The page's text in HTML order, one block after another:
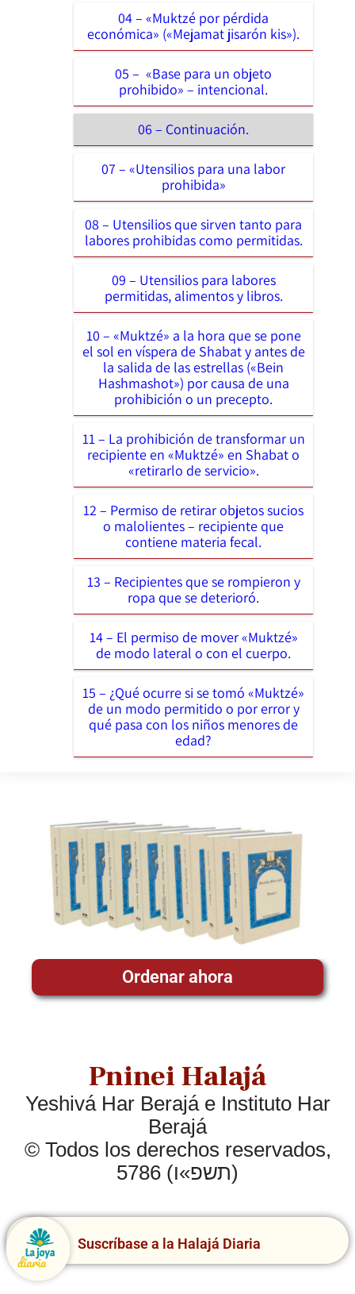
04 – «Muktzé por pérdida
económica» («Mejamat jisarón kis»).
05 – «Base para un objeto
prohibido» – intencional.
06 – Continuación.
07 – «Utensilios para una labor
prohibida»
08 – Utensilios que sirven tanto para
labores prohibidas como permitidas.
09 – Utensilios para labores
permitidas, alimentos y libros.
10 – «Muktzé» a la hora que se pone
el sol en víspera de Shabat y antes de
la salida de las estrellas («Bein
Hashmashot») por causa de una
prohibición o un precepto.
11 – La prohibición de transformar un
recipiente en «Muktzé» en Shabat o
«retirarlo de servicio».
12 – Permiso de retirar objetos sucios
o malolientes – recipiente que
contiene materia fecal.
13 – Recipientes que se rompieron y
ropa que se deterioró.
14 – El permiso de mover «Muktzé»
de modo lateral o con el cuerpo.
15 – ¿Qué ocurre si se tomó «Muktzé»
de un modo permitido o por error y
qué pasa con los niños menores de
edad?
Ordenar ahora
Pninei Halajá
Yeshivá Har Berajá e Instituto Har
Berajá
© Todos los derechos reservados,
5786 (תשפ»ו)
Suscríbase a la Halajá Diaria